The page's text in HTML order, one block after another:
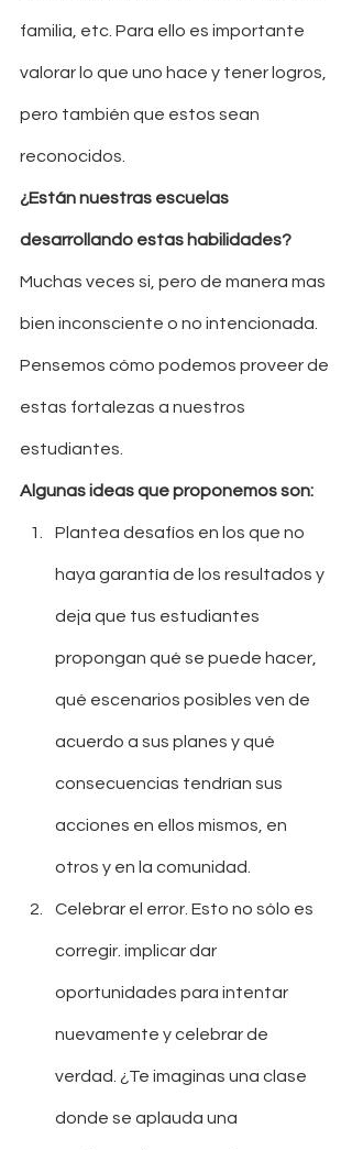
familia, etc. Para ello es importante
valorar lo que uno hace y tener logros,
pero también que estos sean
reconocidos.
¿Están nuestras escuelas
desarrollando estas habilidades?
Muchas veces si, pero de manera mas
bien inconsciente o no intencionada.
Pensemos cómo podemos proveer de
estas fortalezas a nuestros
estudiantes.
Algunas ideas que proponemos son:
Plantea desafíos en los que no
haya garantía de los resultados y
deja que tus estudiantes
propongan qué se puede hacer,
qué escenarios posibles ven de
acuerdo a sus planes y qué
consecuencias tendrían sus
acciones en ellos mismos, en
otros y en la comunidad.
Celebrar el error. Esto no sólo es
corregir. implicar dar
oportunidades para intentar
nuevamente y celebrar de
verdad. ¿Te imaginas una clase
donde se aplauda una